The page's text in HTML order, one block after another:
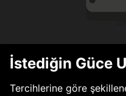
İstediğin Güce
Tercihlerine göre